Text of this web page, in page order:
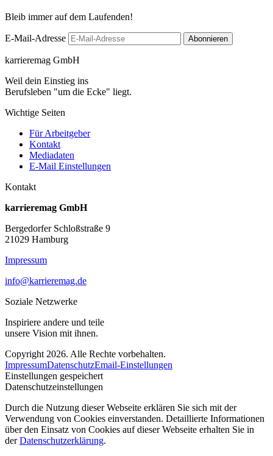
Bleib immer auf dem Laufenden!
E-Mail-Adresse
karrieremag GmbH
Weil dein Einstieg ins
Berufsleben "um die Ecke" liegt.
Wichtige Seiten
Für Arbeitgeber
Kontakt
Mediadaten
E-Mail Einstellungen
Kontakt
karrieremag GmbH
Bergedorfer Schloßstraße 9
21029 Hamburg
Impressum
info@karrieremag.de
Soziale Netzwerke
Inspiriere andere und teile
unsere Vision mit ihnen.
Copyright 2026. Alle Rechte vorbehalten.
ImpressumDatenschutzEmail-Einstellungen
Einstellungen gespeichert
Datenschutzeinstellungen
Durch die Nutzung dieser Webseite erklären Sie sich mit der
Verwendung von Cookies einverstanden. Detaillierte Informationen
über den Einsatz von Cookies auf dieser Webseite erhalten Sie in
derDatenschutzerklärung.